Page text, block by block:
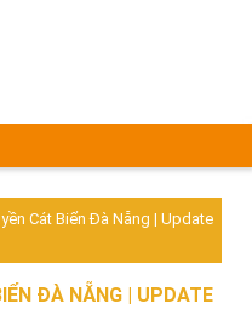
Cát Biển Đà Nẵng | Update
ĐÀ NẴNG | UPDATE